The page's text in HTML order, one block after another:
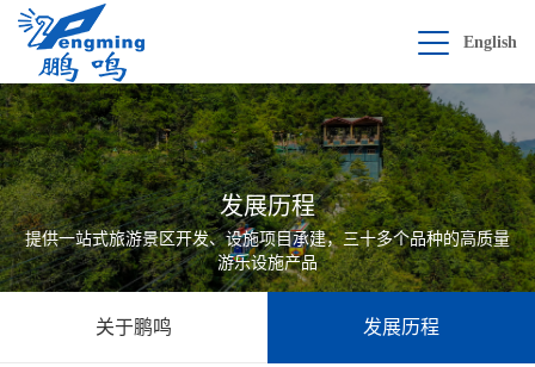
English
发展历程
提供一站式旅游景区开发、设施项目承建，三十多个品种的高质量
游乐设施产品
关于鹏鸣 发展历程